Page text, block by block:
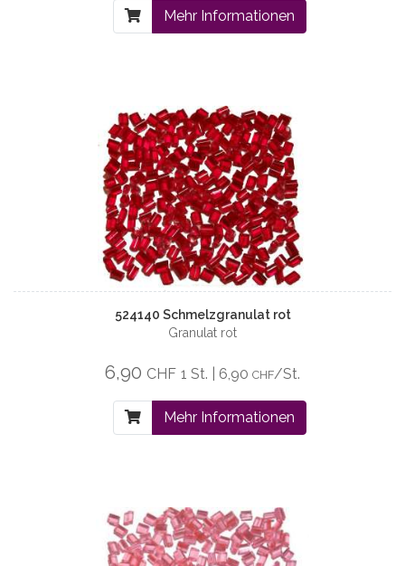
Mehr Informationen
524140 Schmelzgranulat rot
Granulat rot
6,90 CHF 1 St. | 6,90 CHF/St.
Mehr Informationen